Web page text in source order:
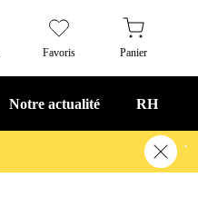
Favoris Panier
Notre actualité RH